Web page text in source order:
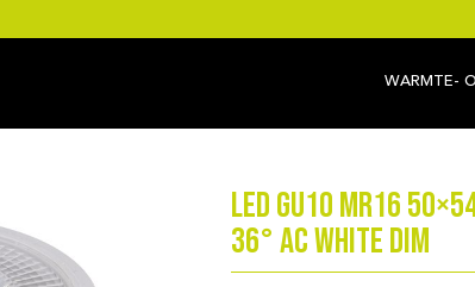
WARMTE-
LED GU10 MR16
36° AC White Dim